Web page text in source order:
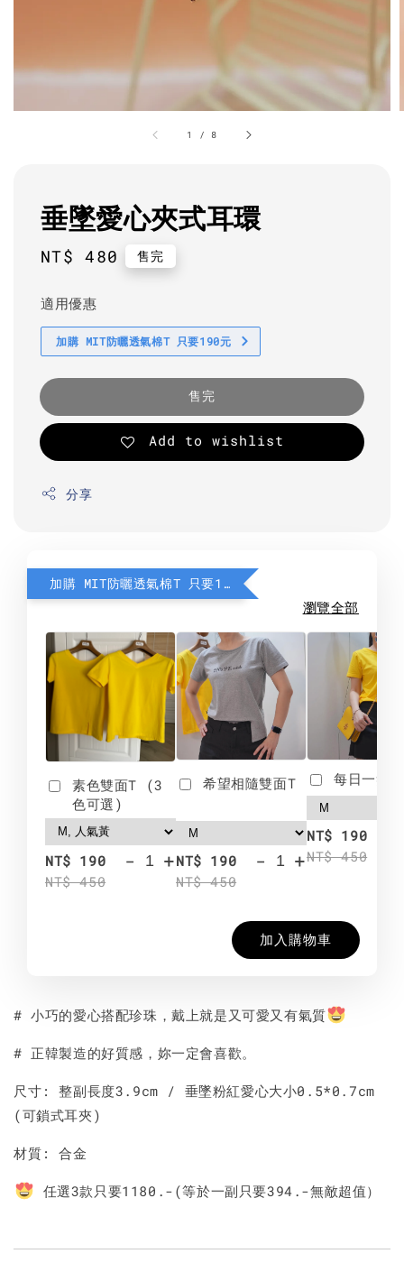
1 / 8
垂墜愛心夾式耳環
Regular
NT$ 480 售完
適用優惠
加購 MIT防曬透氣棉T 只要190元
售完
Add to wishlist
分享
加購 MIT防曬透氣棉T 只要190元
瀏覽全部
素色雙面T (3
色可選)
NT$ 190
NT$ 450
- +
希望相隨雙面T
NT$ 190
NT$ 450
- +
每日一笑
NT$ 190
NT$ 450
加入購物車
# 小巧的愛心搭配珍珠，戴上就是又可愛又有氣質
# 正韓製造的好質感，妳一定會喜歡。
尺寸: 整副長度3.9cm / 垂墜粉紅愛心大小0.5*0.7cm
(可鎖式耳夾)
材質: 合金
任選3款只要1180.-(等於一副只要394.-無敵超值）